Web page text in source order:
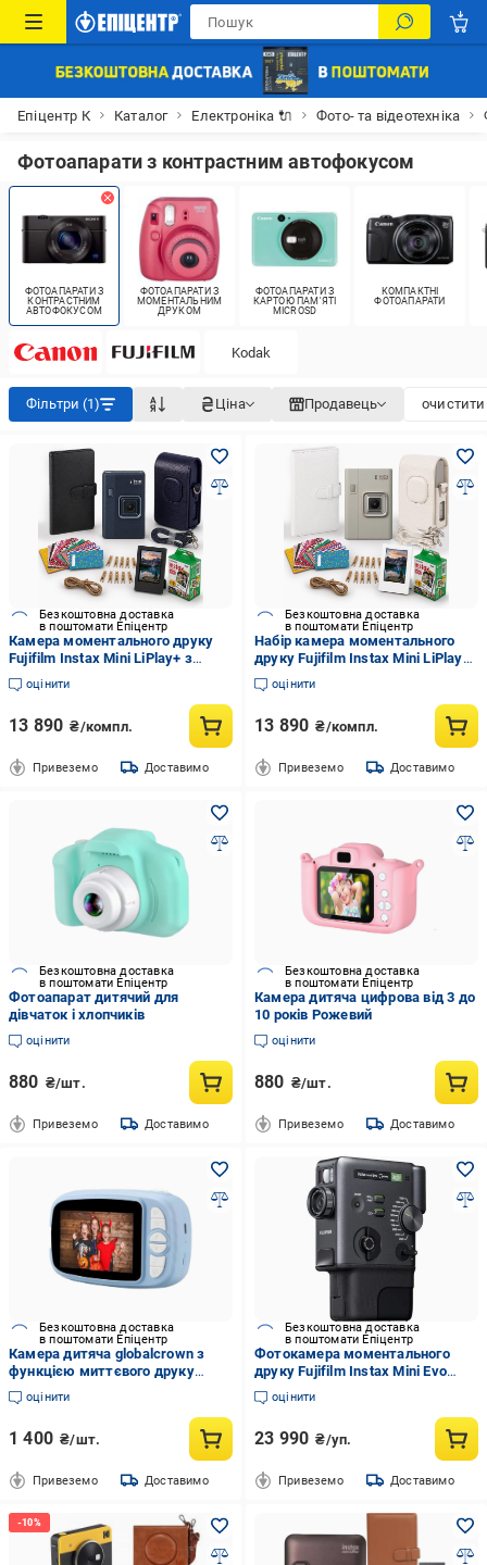
Епіцентр К Каталог Електроніка 🔌 Фото- та відеотехніка
Фотоапарати з контрастним автофокусом
ФОТОАПАРАТИ З
КОНТРАСТНИМ
АВТОФОКУСОМ
ФОТОАПАРАТИ З
МОМЕНТАЛЬНИМ
ДРУКОМ
ФОТОАПАРАТИ З
КАРТОЮ ПАМ'ЯТІ
MICROSD
КОМПАКТНІ
ФОТОАПАРАТИ
Kodak
Фільтри (1) Ціна Продавець очистити
Безкоштовна доставка
в поштомати Епіцентр
Камера моментального друку
Fujifilm Instax Mini LiPlay+ з
чохлом/фотоальбом 108/
фотоплівка 20 шт./наклейки 20
(36603487)
оцінити
13 890 ₴/компл.
Привеземо Доставимо
Безкоштовна доставка
в поштомати Епіцентр
Набір камера моментального
друку Fujifilm Instax Mini LiPlay+
з чохлом/фотоальбом 108/
фотоплівка 20 шт./наклейки 20
(36603469)
оцінити
13 890 ₴/компл.
Привеземо Доставимо
Безкоштовна доставка
в поштомати Епіцентр
Фотоапарат дитячий для
дівчаток і хлопчиків
оцінити
880 ₴/шт.
Привеземо Доставимо
Безкоштовна доставка
в поштомати Епіцентр
Камера дитяча цифрова від 3 до
10 років Рожевий
оцінити
880 ₴/шт.
Привеземо Доставимо
Безкоштовна доставка
в поштомати Епіцентр
Камера дитяча globalcrown з
функцією миттєвого друку
екран 3,5 дюйма
оцінити
1 400 ₴/шт.
Привеземо Доставимо
Безкоштовна доставка
в поштомати Епіцентр
Фотокамера моментального
друку Fujifilm Instax Mini Evo
Cinema з відео Black (32511509)
оцінити
23 990 ₴/уп.
Привеземо Доставимо